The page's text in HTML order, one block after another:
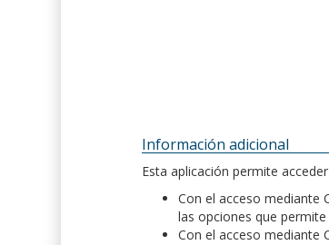
Información adicional
Esta aplicación permite
Con el acceso mediante
las opciones que
Con el acceso mediante